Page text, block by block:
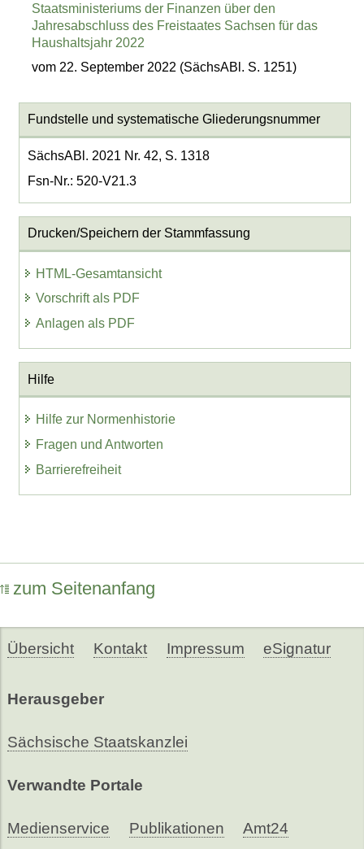
Staatsministeriums der Finanzen über den
Jahresabschluss des Freistaates Sachsen für das
Haushaltsjahr 2022
vom 22. September 2022 (SächsABl. S. 1251)
Fundstelle und systematische Gliederungsnummer
SächsABl. 2021 Nr. 42, S. 1318
Fsn-Nr.: 520-V21.3
Drucken/Speichern der Stammfassung
HTML-Gesamtansicht
Vorschrift als PDF
Anlagen als PDF
Hilfe
Hilfe zur Normenhistorie
Fragen und Antworten
Barrierefreiheit
zum Seitenanfang
Übersicht Kontakt Impressum eSignatur
Herausgeber
Sächsische Staatskanzlei
Verwandte Portale
Medienservice Publikationen Amt24